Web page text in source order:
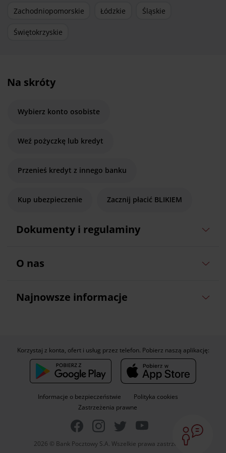
Zachodniopomorskie Łódzkie Śląskie
Świętokrzyskie
Na skróty
Wybierz konto osobiste
Weź pożyczkę lub kredyt
Przenieś kredyt z innego banku
Kup ubezpieczenie Zacznij płacić BLIKIEM
Dokumenty i regulaminy
O nas
Najnowsze informacje
Informacje o bezpieczeństwie
Polityka cookies
Zastrzeżenia prawne
2026 © Bank Pocztowy S.A. Wszelkie prawa zastrzeżone.
Korzystaj z konta, ofert i usług przez telefon. Pobierz naszą aplikację: